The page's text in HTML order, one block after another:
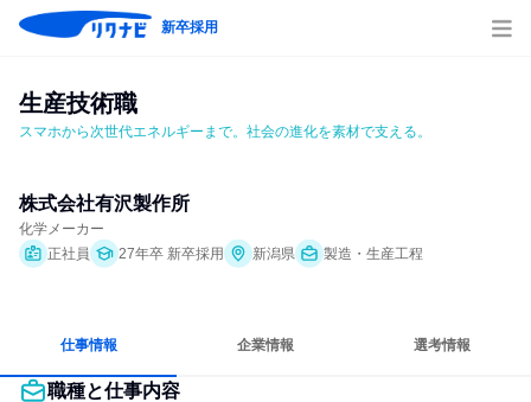
新卒採用
生産技術職
スマホから次世代エネルギーまで。社会の進化を素材で支える。
株式会社有沢製作所
化学メーカー
正社員
27年卒 新卒採用 新潟県 製造・生産工程
仕事情報 企業情報 選考情報
職種と仕事内容